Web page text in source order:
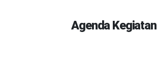
Agenda Kegiatan